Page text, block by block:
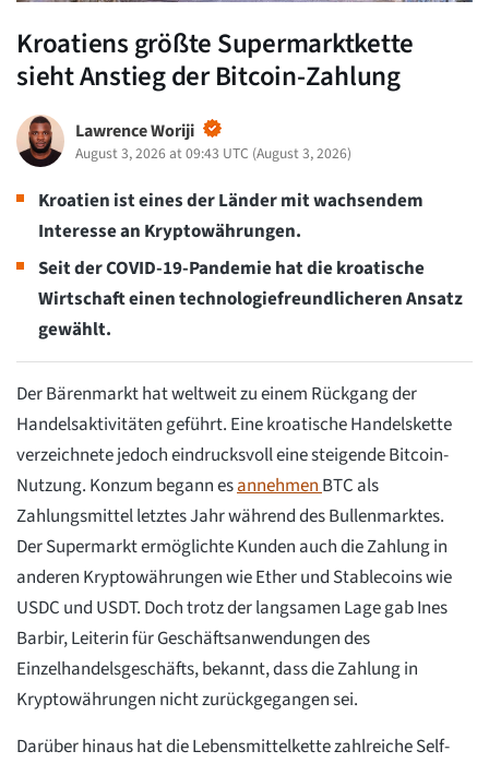
Kroatiens größte Supermarktkette
sieht Anstieg der Bitcoin-Zahlung
Lawrence Woriji
August 3, 2026 at 09:43 UTC (August 3, 2026)
Kroatien ist eines der Länder mit wachsendem
Interesse an Kryptowährungen.
Seit der COVID-19-Pandemie hat die kroatische
Wirtschaft einen technologiefreundlicheren Ansatz
gewählt.
Der Bärenmarkt hat weltweit zu einem Rückgang der
Handelsaktivitäten geführt. Eine kroatische Handelskette
verzeichnete jedoch eindrucksvoll eine steigende Bitcoin-
Nutzung. Konzum begann esannehmenBTC als
Zahlungsmittel letztes Jahr während des Bullenmarktes.
Der Supermarkt ermöglichte Kunden auch die Zahlung in
anderen Kryptowährungen wie Ether und Stablecoins wie
USDC und USDT. Doch trotz der langsamen Lage gab Ines
Barbir, Leiterin für Geschäftsanwendungen des
Einzelhandelsgeschäfts, bekannt, dass die Zahlung in
Kryptowährungen nicht zurückgegangen sei.
Darüber hinaus hat die Lebensmittelkette zahlreiche Self-